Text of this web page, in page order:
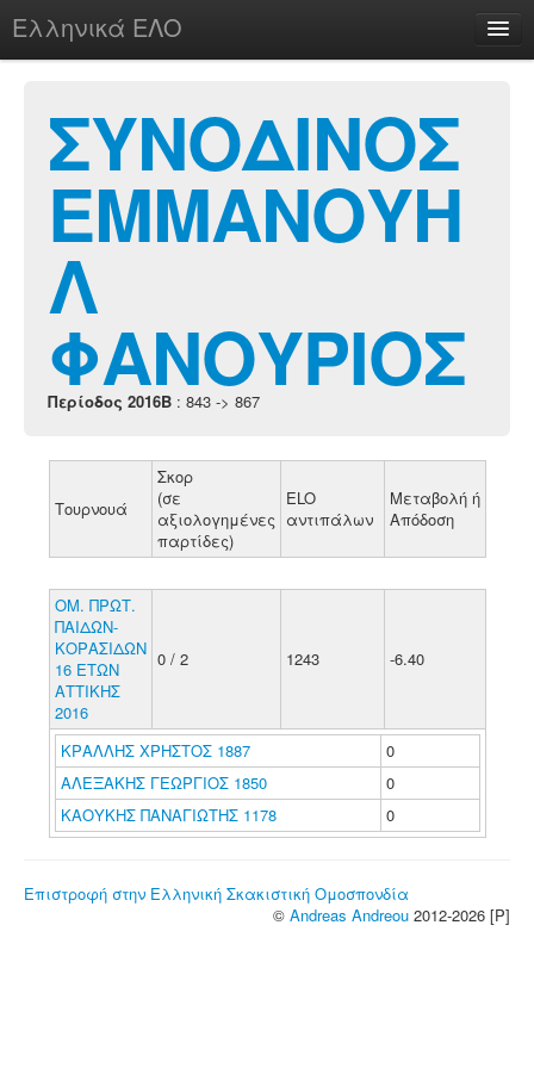
Ελληνικά ΕΛΟ
chesstu.be @ discord
Login
ΣΥΝΟΔΙΝΟΣ
ΕΜΜΑΝΟΥΗ
Λ
ΦΑΝΟΥΡΙΟΣ
Περίοδος 2016B : 843 -> 867
Τουρνουά
Σκορ
(σε
αξιολογημένες
παρτίδες)
ELO
αντιπάλων
Μεταβολή ή
Απόδοση
ΟΜ. ΠΡΩΤ.
ΠΑΙΔΩΝ-
ΚΟΡΑΣΙΔΩΝ
16 ΕΤΩΝ
ΑΤΤΙΚΗΣ
2016
0 / 2 1243 -6.40
ΚΡΑΛΛΗΣ ΧΡΗΣΤΟΣ 1887
0
ΑΛΕΞΑΚΗΣ ΓΕΩΡΓΙΟΣ 1850
0
ΚΑΟΥΚΗΣ ΠΑΝΑΓΙΩΤΗΣ 1178
0
Επιστροφή στην Ελληνική Σκακιστική Ομοσπονδία
© Andreas Andreou 2012-2026 [P]